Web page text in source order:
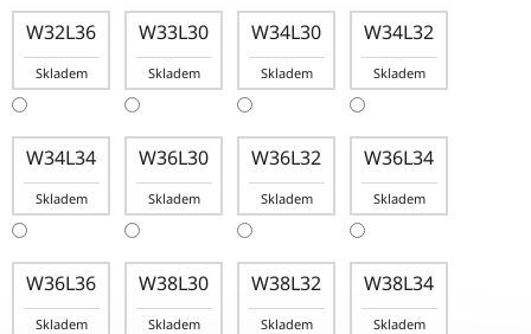
W32L36
Skladem
W33L30
Skladem
W34L30
Skladem
W34L32
Skladem
W34L34
Skladem
W36L30
Skladem
W36L32
Skladem
W36L34
Skladem
W36L36
Skladem
W38L30
Skladem
W38L32
Skladem
W38L34
Skladem